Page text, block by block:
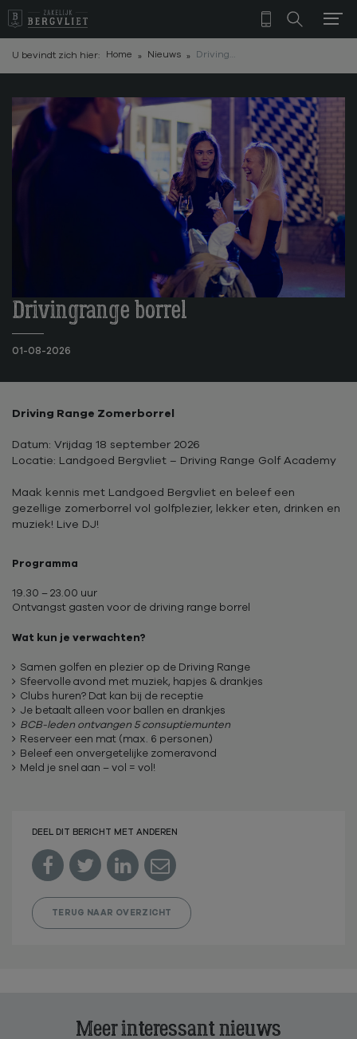
U bevindt zich hier: Home Nieuws Driving Range Zomerborrel 18 september 2026
Drivingrange borrel
01-08-2026
Driving Range Zomerborrel
Datum: Vrijdag 18 september 2026
Locatie: Landgoed Bergvliet – Driving Range Golf Academy
Maak kennis met Landgoed Bergvliet en beleef een
gezellige zomerborrel vol golfplezier, lekker eten, drinken en
muziek! Live DJ!
Programma
19.30 – 23.00 uur
Ontvangst gasten voor de driving range borrel
Wat kun je verwachten?
Samen golfen en plezier op de Driving Range
Sfeervolle avond met muziek, hapjes & drankjes
Clubs huren? Dat kan bij de receptie
Je betaalt alleen voor ballen en drankjes
BCB-leden ontvangen 5 consuptiemunten
Reserveer een mat (max. 6 personen)
Beleef een onvergetelijke zomeravond
Meld je snel aan – vol = vol!
DEEL DIT BERICHT MET ANDEREN
   
TERUG NAAR OVERZICHT
Meer interessant nieuws